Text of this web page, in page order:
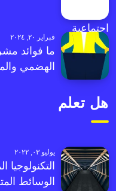
فبراير ٢٠, ٢٠٢٤
ما فوائد
الهضمي
هل تعلم
يوليو ٠٣, ٢٠٢٢
الوسائط